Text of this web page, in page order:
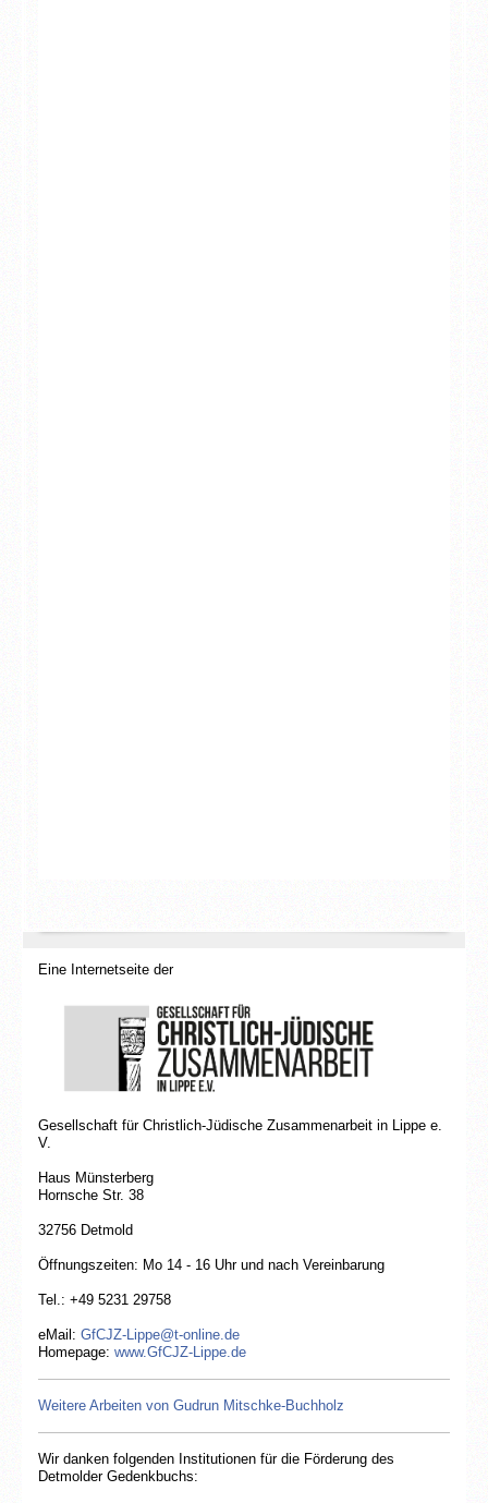
Eine Internetseite der
Gesellschaft für Christlich-Jüdische Zusammenarbeit in Lippe e.
V.
Haus Münsterberg
Hornsche Str. 38
32756 Detmold
Öffnungszeiten: Mo 14 - 16 Uhr und nach Vereinbarung
Tel.: +49 5231 29758
eMail:GfCJZ-Lippe@t-online.de
Homepage:www.GfCJZ-Lippe.de
Weitere Arbeiten von Gudrun Mitschke-Buchholz
Wir danken folgenden Institutionen für die Förderung des
Detmolder Gedenkbuchs:
Zusammenarbeit in Lippe e.V.